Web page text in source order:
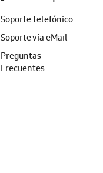
Soporte telefónico
Soporte vía eMail
Preguntas
Frecuentes